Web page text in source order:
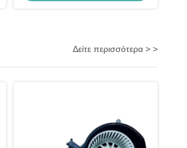
Δείτε περισσότερα > >